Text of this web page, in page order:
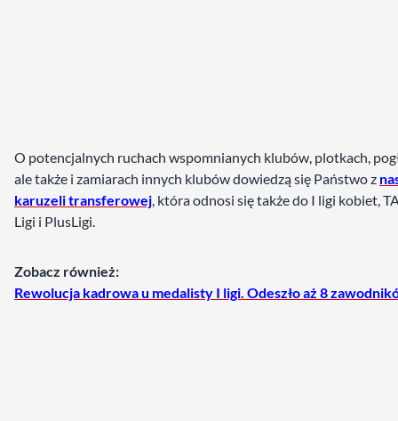
O potencjalnych ruchach wspomnianych klubów, plotkach,
ale także i zamiarach innych klubów dowiedzą się Państwo z
karuzeli transferowej, która odnosi się także do I ligi kobiet,
Ligi i PlusLigi.
Zobacz również:
Rewolucja kadrowa u medalisty I ligi. Odeszło aż 8